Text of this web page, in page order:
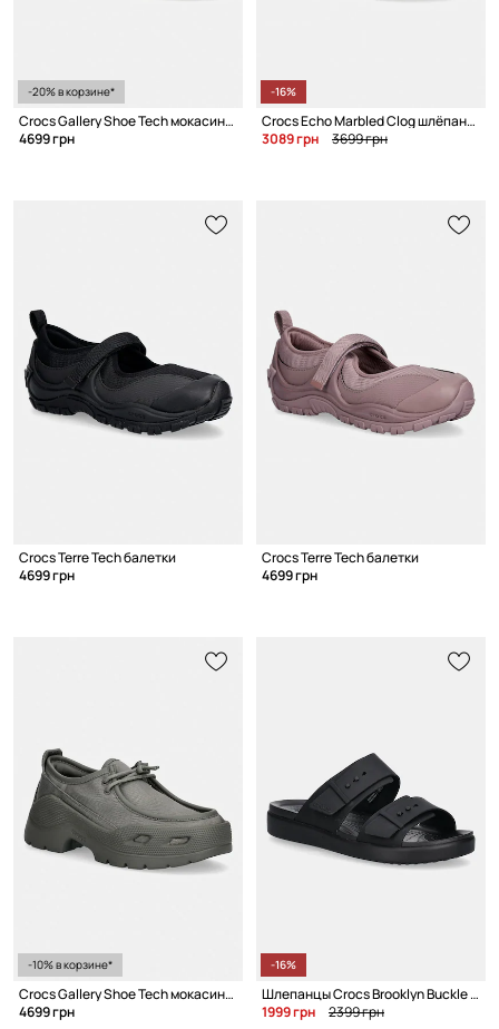
-20% в корзине*
Crocs Gallery Shoe Tech мокасины для мужчин
4699 грн
-16%
Crocs Echo Marbled Clog шлёпанцы мюли
3089 грн
3699 грн
Crocs Terre Tech балетки
4699 грн
Crocs Terre Tech балетки
4699 грн
-10% в корзине*
Crocs Gallery Shoe Tech мокасины для мужчин
4699 грн
-16%
Шлепанцы Crocs Brooklyn Buckle Low
1999 грн
2399 грн